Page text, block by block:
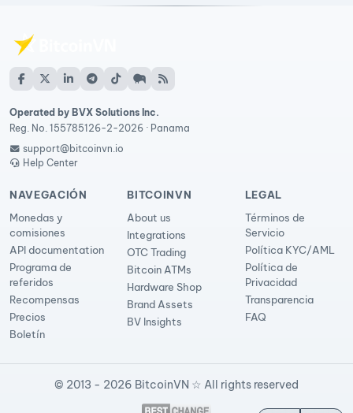
Operated by BVX Solutions Inc.
Reg. No. 155785126-2-2026 · Panama
support@bitcoinvn.io
Help Center
NAVEGACIÓN
Monedas y
comisiones
API documentation
Programa de
referidos
Recompensas
Precios
Boletín
BITCOINVN
About us
Integrations
OTC Trading
Bitcoin ATMs
Hardware Shop
Brand Assets
BV Insights
LEGAL
Términos de
Servicio
Política KYC/AML
Política de
Privacidad
Transparencia
FAQ
© 2013 - 2026 BitcoinVN ☆ All rights reserved